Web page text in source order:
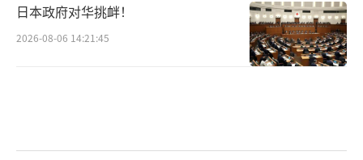
日本政府对华挑衅！
2026-08-06 14:21:45